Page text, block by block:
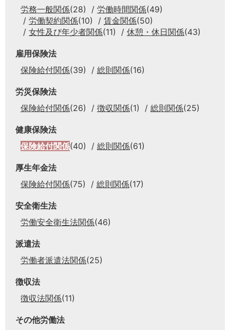
労務一般関係(28) 労働時間関係(49)
労働契約関係(10) 賃金関係(50)
女性及び年少者関係(11) 休憩・休日関係(43)
雇用保険法
保険給付関係(39) 総則関係(16)
労災保険法
保険給付関係(26) 徴収関係(1) 総則関係(25)
健康保険法
保険給付関係(40) 総則関係(61)
厚生年金法
保険給付関係(75) 総則関係(17)
安全衛生法
労働安全衛生法関係(46)
派遣法
労働者派遣法関係(25)
徴収法
徴収法関係(11)
その他労働法